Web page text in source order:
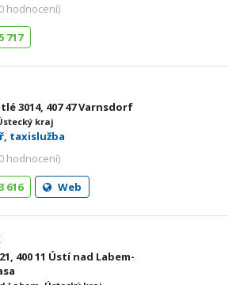
0 hodnocení)
717
3014, 407 47 Varnsdorf
kraj
taxislužba
0 hodnocení)
616
Web
400 11 Ústí nad Labem-